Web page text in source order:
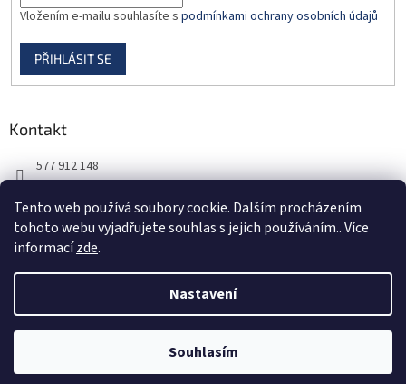
Tento web používá soubory cookie. Dalším procházením
tohoto webu vyjadřujete souhlas s jejich používáním.. Více
informacízde.
Nastavení
Souhlasím
Vložením e-mailu souhlasíte s podmínkami ochrany osobních údajů
PŘIHLÁSIT SE
Kontakt
577 912 148
Vytvořil Shoptet
DORBAS, s.r.o.. Všechna práva vyhrazena.